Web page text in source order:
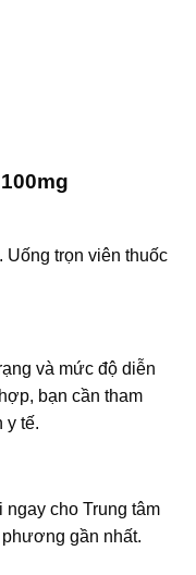
trọn viên thuốc
và mức độ diễn
bạn cần tham
y tế.
cho Trung tâm
gần nhất.